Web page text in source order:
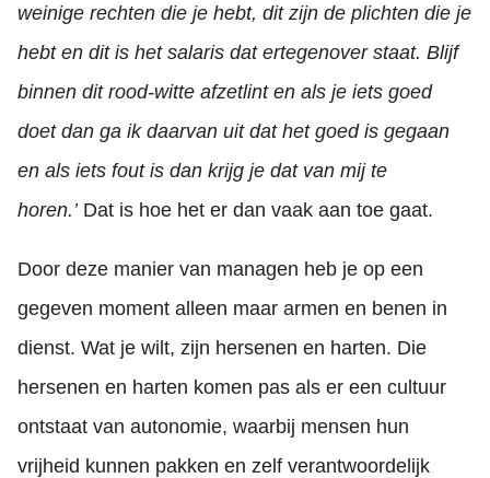
weinige rechten die je hebt, dit zijn de plichten die je
hebt en dit is het salaris dat ertegenover staat. Blijf
binnen dit rood-witte afzetlint en als je iets goed
doet dan ga ik daarvan uit dat het goed is gegaan
en als iets fout is dan krijg je dat van mij te
horen.’ Dat is hoe het er dan vaak aan toe gaat.
Door deze manier van managen heb je op een
gegeven moment alleen maar armen en benen in
dienst. Wat je wilt, zijn hersenen en harten. Die
hersenen en harten komen pas als er een cultuur
ontstaat van autonomie, waarbij mensen hun
vrijheid kunnen pakken en zelf verantwoordelijk